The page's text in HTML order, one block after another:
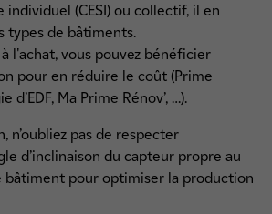
individuel (CESI) ou collectif, il en
types de bâtiments.
l'achat, vous pouvez bénéficier
pour en réduire le coût (Prime
d’EDF, Ma Prime Rénov’, …).
n’oubliez pas de respecter
d’inclinaison du capteur propre au
bâtiment pour optimiser la production